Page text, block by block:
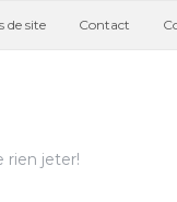
de site Contact
rien jeter!